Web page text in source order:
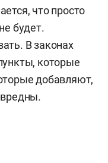
что просто
будет.
В законах
которые
добавляют,